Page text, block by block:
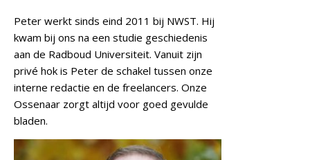
Peter werkt sinds eind 2011 bij NWST. Hij
kwam bij ons na een studie geschiedenis
aan de Radboud Universiteit. Vanuit zijn
privé hok is Peter de schakel tussen onze
interne redactie en de freelancers. Onze
Ossenaar zorgt altijd voor goed gevulde
bladen.